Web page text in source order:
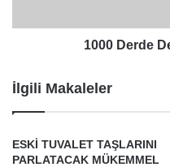
1000 Derde
İlgili Makaleler
ESKİ TUVALET TAŞLARINI
PARLATACAK MÜKEMMEL